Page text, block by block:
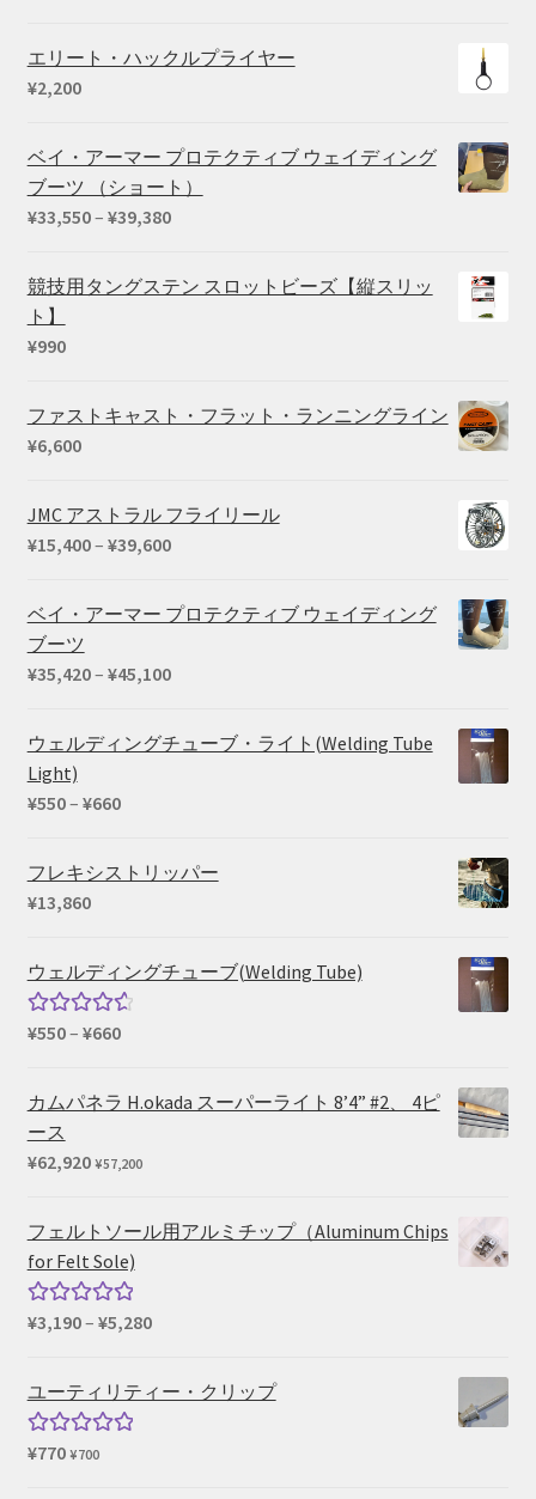
エリート・ハックルプライヤー
¥2,200
ベイ・アーマー プロテクティブ ウェイディング
ブーツ （ショート）
¥33,550– ¥39,380価
帯:
競技用タングステン スロットビーズ【縦スリッ
ト】
¥990
ファストキャスト・フラット・ランニングライン
¥6,600
JMC アストラル フライリール
¥15,400– ¥39,600価
帯:
–
ベイ・アーマー プロテクティブ ウェイディング
ブーツ
¥35,420– ¥45,100価
帯:
ウェルディングチューブ・ライト(Welding Tube
Light)
¥550– ¥660価
帯:
フレキシストリッパー
¥13,860
ウェルディングチューブ(Welding Tube)
5段階中
価
¥550– ¥660価
帯:
カムパネラ H.okada スーパーライト 8’4” #2、 4ピ
ース
¥62,920 ¥57,200
フェルトソール用アルミチップ（Aluminum Chips
for Felt Sole)
5段階中
¥3,190– ¥5,280価
帯:
ユーティリティー・クリップ
5段階中
¥770 ¥700